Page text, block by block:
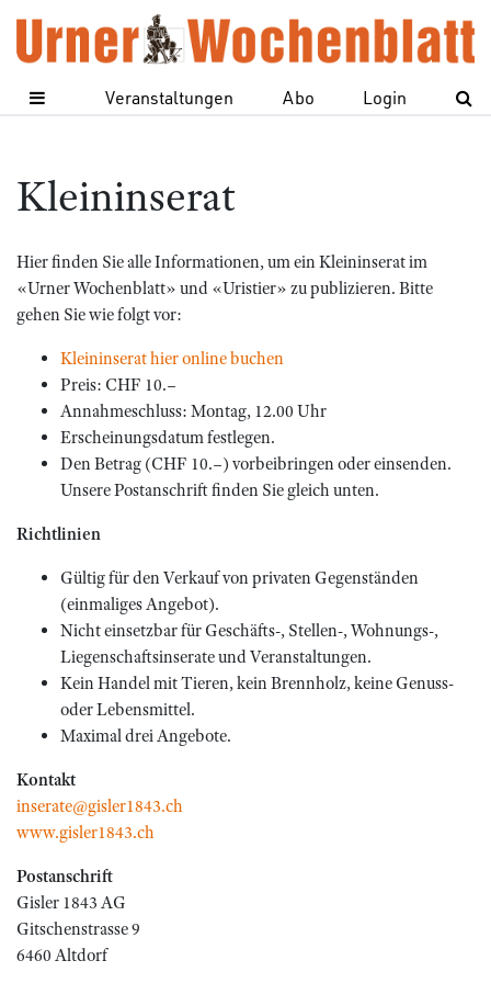
Veranstaltungen Abo Login
Kleininserat
Hier finden Sie alle Informationen, um ein Kleininserat im
«Urner Wochenblatt» und «Uristier» zu publizieren. Bitte
gehen Sie wie folgt vor:
Kleininserat hier online buchen
Preis: CHF 10.–
Annahmeschluss: Montag, 12.00 Uhr
Erscheinungsdatum festlegen.
Den Betrag (CHF 10.–) vorbeibringen oder einsenden.
Unsere Postanschrift finden Sie gleich unten.
Richtlinien
Gültig für den Verkauf von privaten Gegenständen
(einmaliges Angebot).
Nicht einsetzbar für Geschäfts-, Stellen-, Wohnungs-,
Liegenschaftsinserate und Veranstaltungen.
Kein Handel mit Tieren, kein Brennholz, keine Genuss-
oder Lebensmittel.
Maximal drei Angebote.
Kontakt
inserate@gisler1843.ch
www.gisler1843.ch
Postanschrift
Gisler 1843 AG
Gitschenstrasse 9
6460 Altdorf